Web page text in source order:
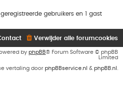
gebruikers en 1 gast
Verwijder alle forumcookies
by phpBB® Forum Software © phpBB
Limited
vertaling door phpBBservice.nl & phpBB.nl .